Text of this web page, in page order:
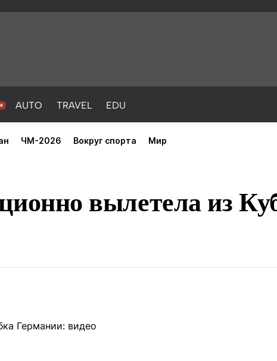
AUTO TRAVEL EDU
ЧМ-2026 Вокруг спорта Мир
вылетела из